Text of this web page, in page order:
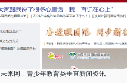
未来网 - 青少年教育类垂直新闻资讯